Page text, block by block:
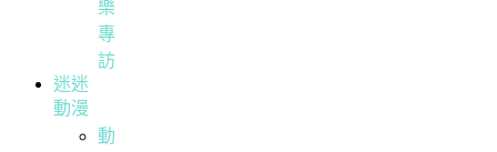
樂
專
訪
迷迷
動漫
動